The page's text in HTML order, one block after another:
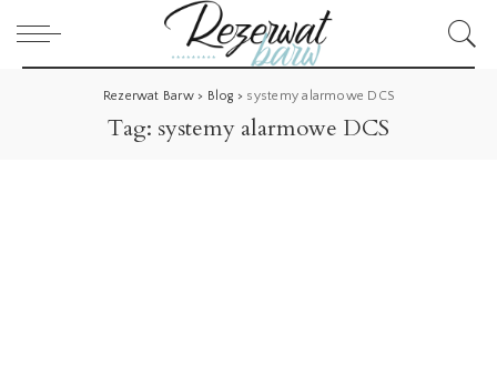
Rezerwat Barw> Blog > systemy alarmowe DCS
Tag: systemy alarmowe DCS